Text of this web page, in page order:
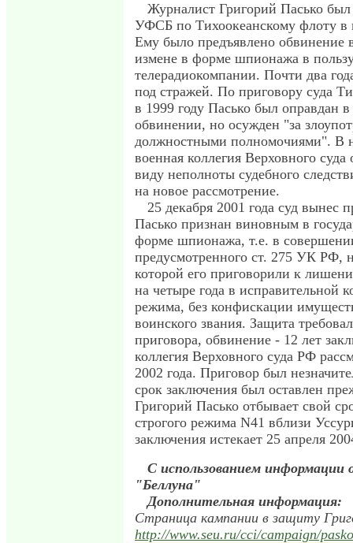
Журналист Григорий Пасько был
УФСБ по Тихоокеанскому флоту в
Ему было предъявлено обвинение
измене в форме шпионажа в
телерадиокомпании. Почти два
под стражей. По приговору суда
в 1999 году Пасько был оправдан
обвинении, но осужден "за
должностными полномочиями". В
военная коллегия Верховного
виду неполноты судебного
на новое рассмотрение.
25 декабря 2001 года суд вынес
Пасько признан виновным в
форме шпионажа, т.е. в
предусмотренного ст. 275 УК РФ,
которой его приговорили к
на четыре года в исправительной
режима, без конфискации
воинского звания. Защита
приговора, обвинение - 12 лет
коллегия Верховного суда РФ
2002 года. Приговор был
срок заключения был оставлен
Григорий Пасько отбывает свой
строгого режима N41 вблизи
заключения истекает 25 апреля
С использованием информации
"Беллуна"
Дополнительная информация:
Страница кампании в защиту
http://www.seu.ru/cci/campaign/